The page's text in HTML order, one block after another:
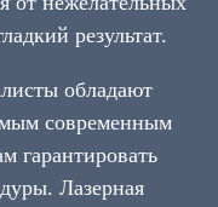
результат.
обладают
современным
гарантировать
Лазерная